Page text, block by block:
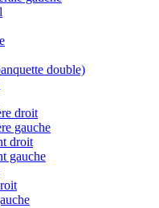
double)
droit
gauche
droit
gauche